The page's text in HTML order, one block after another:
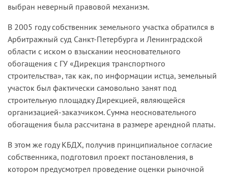
выбран неверный правовой механизм.
В 2005 году собственник земельного участка обратился в
Арбитражный суд Санкт-Петербурга и Ленинградской
области с иском о взыскании неосновательного
обогащения с ГУ «Дирекция транспортного
строительства», так как, по информации истца, земельный
участок был фактически самовольно занят под
строительную площадку Дирекцией, являющейся
организацией-заказчиком. Сумма неосновательного
обогащения была рассчитана в размере арендной платы.
В этом же году КБДХ, получив принципиальное согласие
собственника, подготовил проект постановления, в
котором предусмотрел проведение оценки рыночной